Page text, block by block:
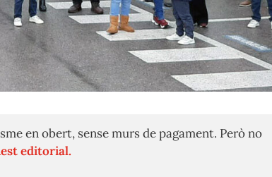
en obert, sense murs de pagament. Però no
editorial.